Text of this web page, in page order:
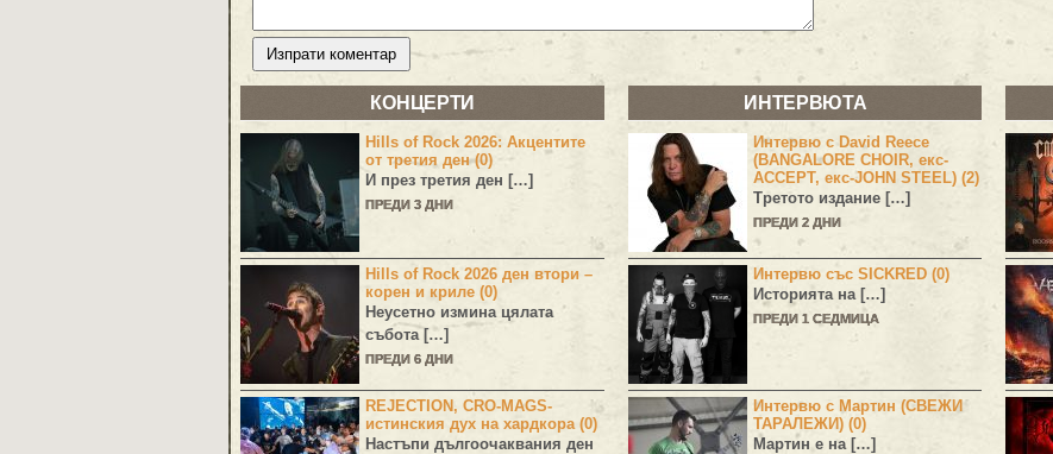
КОНЦЕРТИ
Hills of Rock 2026: Акцентите
от третия ден (0)
И през третия ден […]
ПРЕДИ 3 ДНИ
Hills of Rock 2026 ден втори –
корен и криле (0)
Неусетно измина цялата
събота […]
ПРЕДИ 6 ДНИ
REJECTION, CRO-MAGS-
истинския дух на хардкора (0)
Настъпи дългоочаквания ден
ИНТЕРВЮТА
Интервю с David Reece
(BANGALORE CHOIR, екс-
ACCEPT, екс-JOHN STEEL) (2)
Третото издание […]
ПРЕДИ 2 ДНИ
Интервю със SICKRED (0)
Историята на […]
ПРЕДИ 1 СЕДМИЦА
Интервю с Мартин (СВЕЖИ
ТАРАЛЕЖИ) (0)
Мартин е на […]